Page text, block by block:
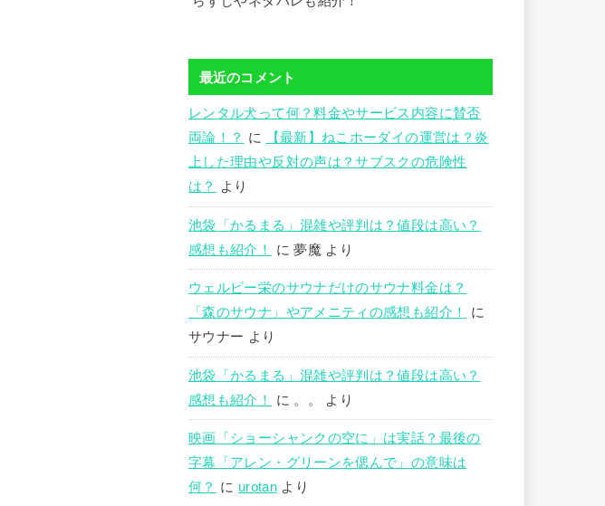
最近のコメント
レンタル犬って何？料金やサービス内容に賛否
両論！？
に
【最新】ねこホーダイの運営は？炎
上した理由や反対の声は？サブスクの危険性
は？
より
池袋「かるまる」混雑や評判は？値段は高い？
感想も紹介！
に夢魔 より
ウェルビー栄のサウナだけのサウナ料金は？
「森のサウナ」やアメニティの感想も紹介！
に
サウナー より
池袋「かるまる」混雑や評判は？値段は高い？
感想も紹介！
に 。。 より
映画「ショーシャンクの空に」は実話？最後の
字幕「アレン・グリーンを偲んで」の意味は
何？
に urotan より